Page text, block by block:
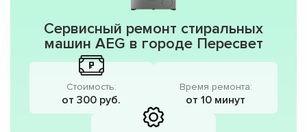
Сервисный ремонт стиральных
машин AEG в городе Пересвет
Стоимость:
от 300 руб.
Время ремонта:
от 10 минут